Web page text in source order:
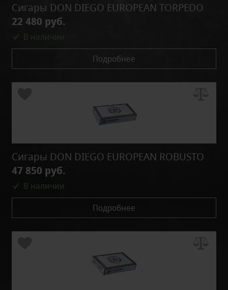
Сигары DON DIEGO EUROPEAN TORPEDO
22 480 руб.
В наличии
Подробнее
Сигары DON DIEGO EUROPEAN ROBUSTO
47 850 руб.
В наличии
Подробнее